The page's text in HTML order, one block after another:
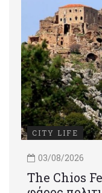
CITY LIFE
03/08/2026
Τhe Chios